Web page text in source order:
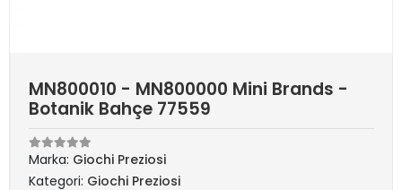
MN800010 - MN800000 Mini Brands -
Botanik Bahçe 77559
Marka: Giochi Preziosi
Kategori: Giochi Preziosi